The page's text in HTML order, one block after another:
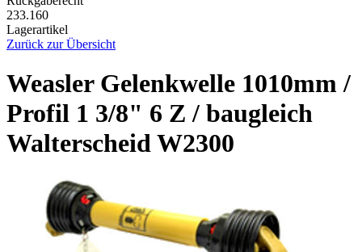
233.160
Lagerartikel
Zurück zur Übersicht
Weasler Gelenkwelle 1010mm /
Profil 1 3/8" 6 Z / baugleich
Walterscheid W2300